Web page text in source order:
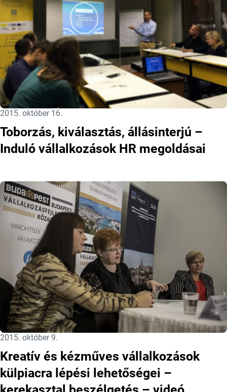
Közzétéve:
2015. október 16.
Toborzás, kiválasztás, állásinterjú –
Induló vállalkozások HR megoldásai
Közzétéve:
2015. október 9.
Kreatív és kézműves vállalkozások
külpiacra lépési lehetőségei –